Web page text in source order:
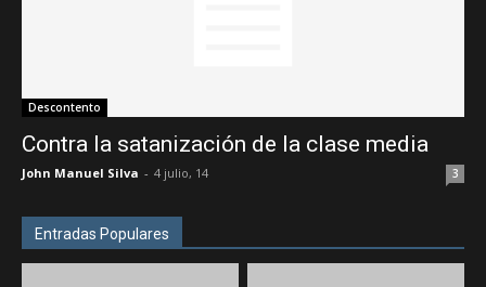
Descontento
Contra la satanización de la clase media
John Manuel Silva - 4 julio, 14 3
Entradas Populares